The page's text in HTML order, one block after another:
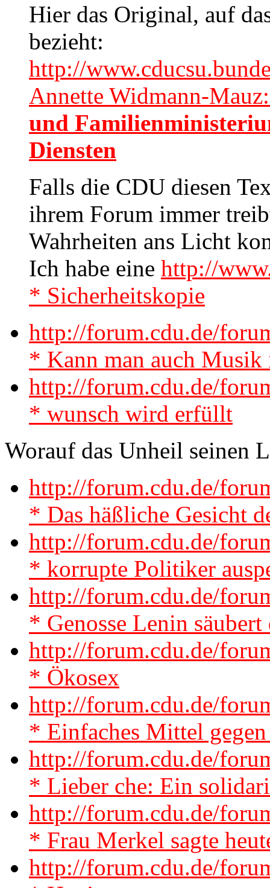
Hier das Original, auf
bezieht:
http://
Annette Widmann-
und
Diensten
Falls die CDU diesen
ihrem Forum immer
Wahrheiten ans Licht
Ich habe eine http://
* Sicherheitskopie
http://forum.cdu.de/
* Kann man auch
http://forum.cdu.de/
* wunsch wird erfüllt
Worauf das Unheil seinen
http://forum.cdu.de/
* Das häßliche Gesicht
http://forum.cdu.de/
* korrupte Politiker
http://forum.cdu.de/
* Genosse Lenin
http://forum.cdu.de/
* Ökosex
http://forum.cdu.de/
* Einfaches Mittel
http://forum.cdu.de/
* Lieber che: Ein
http://forum.cdu.de/
* Frau Merkel sagte
http://forum.cdu.de/